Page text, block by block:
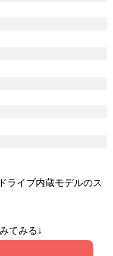
ライブ内蔵モデルのス
てみる↓